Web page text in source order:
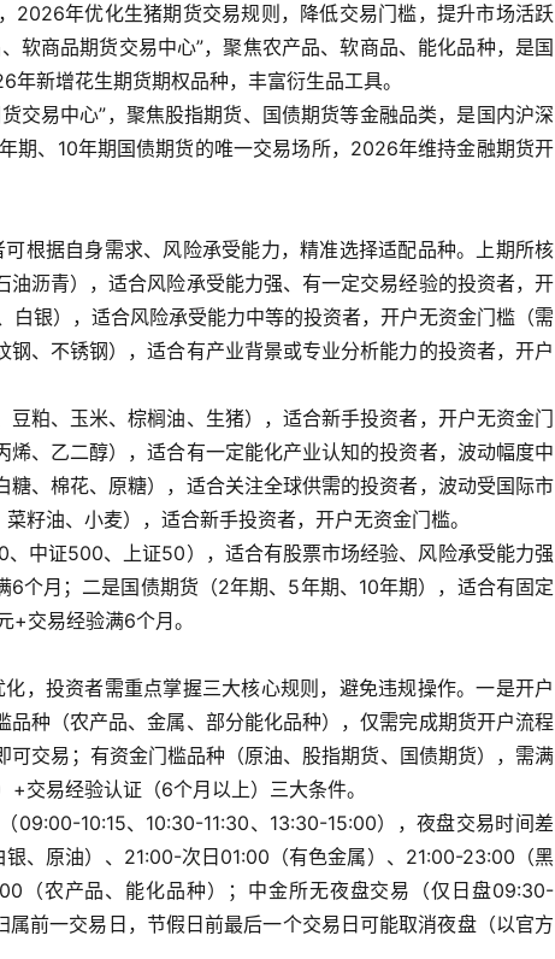
2026年优化生猪期货交易规则，降低交易门槛，提升市场活跃
软商品期货交易中心”，聚焦农产品、软商品、能化品种，是国
新增花生期货期权品种，丰富衍生品工具。
交易中心”，聚焦股指期货、国债期货等金融品类，是国内沪深
、10年期国债期货的唯一交易场所，2026年维持金融期货开
根据自身需求、风险承受能力，精准选择适配品种。上期所核
沥青），适合风险承受能力强、有一定交易经验的投资者，开
银），适合风险承受能力中等的投资者，开户无资金门槛（需
、不锈钢），适合有产业背景或专业分析能力的投资者，开户
粕、玉米、棕榈油、生猪），适合新手投资者，开户无资金门
、乙二醇），适合有一定能化产业认知的投资者，波动幅度中
、棉花、原糖），适合关注全球供需的投资者，波动受国际市
籽油、小麦），适合新手投资者，开户无资金门槛。
中证500、上证50），适合有股票市场经验、风险承受能力强
个月；二是国债期货（2年期、5年期、10年期），适合有固定
交易经验满6个月。
，投资者需重点掌握三大核心规则，避免违规操作。一是开户
种（农产品、金属、部分能化品种），仅需完成期货开户流程
可交易；有资金门槛品种（原油、股指期货、国债期货），需满
交易经验认证（6个月以上）三大条件。
09:00-10:15、10:30-11:30、13:30-15:00），夜盘交易时间差
、原油）、21:00-次日01:00（有色金属）、21:00-23:00（黑
（农产品、能化品种）；中金所无夜盘交易（仅日盘09:30-
前一交易日，节假日前最后一个交易日可能取消夜盘（以官方